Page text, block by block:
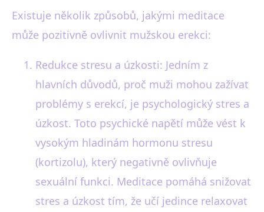
Existuje několik způsobů, jakými meditace
může pozitivně ovlivnit mužskou erekci:
Redukce stresu a úzkosti: Jedním z
hlavních důvodů, proč muži mohou zažívat
problémy s erekcí, je psychologický stres a
úzkost. Toto psychické napětí může vést k
vysokým hladinám hormonu stresu
(kortizolu), který negativně ovlivňuje
sexuální funkci. Meditace pomáhá snižovat
stres a úzkost tím, že učí jedince relaxovat